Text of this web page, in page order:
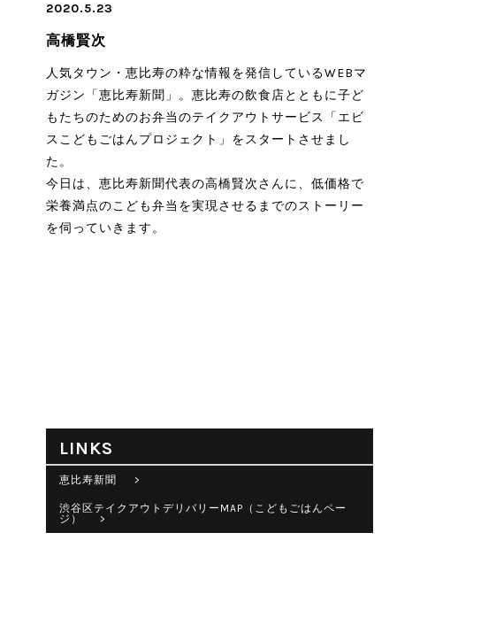
2020.5.23
高橋賢次
人気タウン・恵比寿の粋な情報を発信しているWEBマ
ガジン「恵比寿新聞」。恵比寿の飲食店とともに子ど
もたちのためのお弁当のテイクアウトサービス「エビ
スこどもごはんプロジェクト」をスタートさせまし
た。
今日は、恵比寿新聞代表の高橋賢次さんに、低価格で
栄養満点のこども弁当を実現させるまでのストーリー
を伺っていきます。
LINKS
恵比寿新聞 >
渋谷区テイクアウトデリバリーMAP（こどもごはんペー
ジ） >